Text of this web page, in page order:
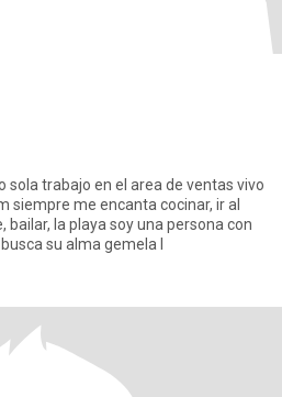
sola trabajo en el area de ventas vivo
siempre me encanta cocinar, ir al
bailar, la playa soy una persona con
su alma gemela l